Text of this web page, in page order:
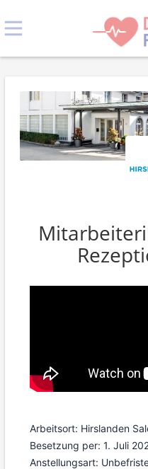
Arbeitsort: Hirslanden
Besetzung per: 1. Juli
Anstellungsart: